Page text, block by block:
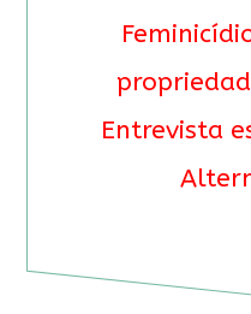
Entrevista